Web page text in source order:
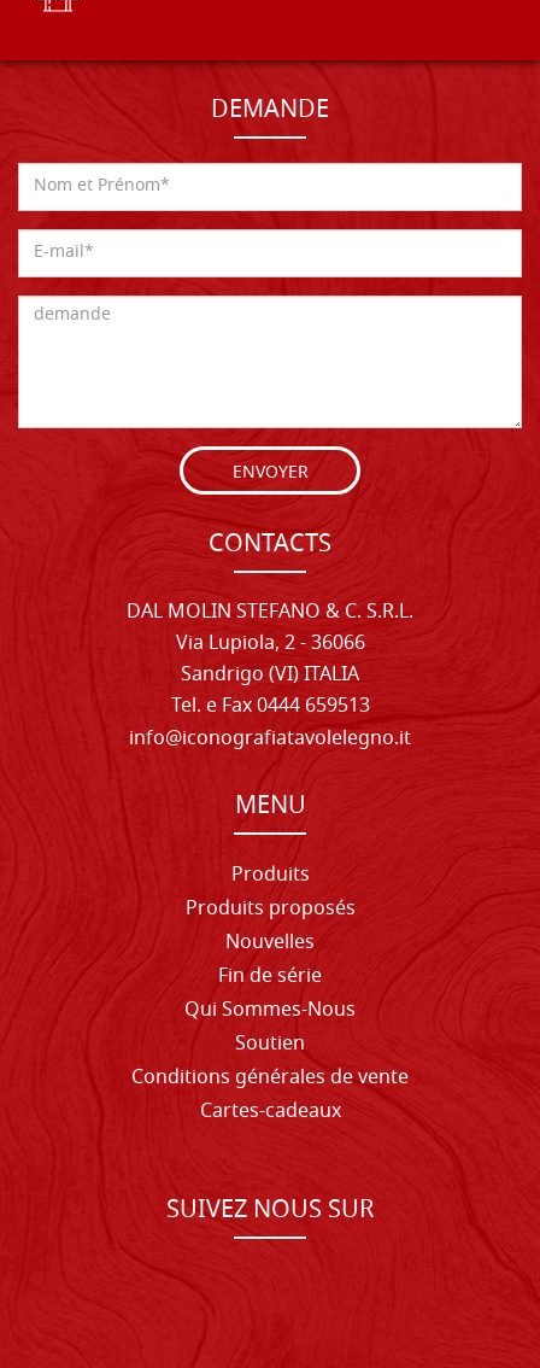
DEMANDE
ENVOYER
CONTACTS
DAL MOLIN STEFANO & C. S.R.L.
Via Lupiola, 2 - 36066
Sandrigo (VI) ITALIA
Tel. e Fax 0444 659513
info@iconografiatavolelegno.it
MENU
Produits
Produits proposés
Nouvelles
Fin de série
Qui Sommes-Nous
Soutien
Conditions générales de vente
Cartes-cadeaux
SUIVEZ NOUS SUR